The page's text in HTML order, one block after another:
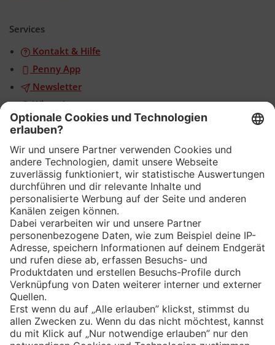
Services
Kontakt & Hilfe
Penny App
Newsletter
WhatsApp
App
Eishockey